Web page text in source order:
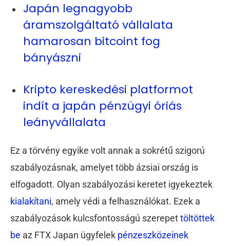
Japán legnagyobb
áramszolgáltató vállalata
hamarosan bitcoint fog
bányászni
Kripto kereskedési platformot
indít a japán pénzügyi óriás
leányvállalata
Ez a törvény egyike volt annak a sokrétű szigorú
szabályozásnak, amelyet több ázsiai ország is
elfogadott. Olyan szabályozási keretet igyekeztek
kialakítani, amely védi a felhasználókat. Ezek a
szabályozások kulcsfontosságú szerepettöltöttek
be az FTX Japan ügyfelek pénzeszközeinek